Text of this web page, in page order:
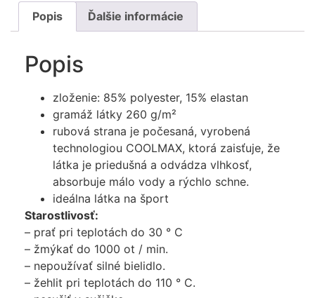
Popis Ďalšie informácie
Popis
zloženie: 85% polyester, 15% elastan
gramáž látky 260 g/m²
rubová strana je počesaná, vyrobená
technologiou COOLMAX, ktorá zaisťuje, že
látka je priedušná a odvádza vlhkosť,
absorbuje málo vody a rýchlo schne.
ideálna látka na šport
Starostlivosť:
– prať pri teplotách do 30 ° C
– žmýkať do 1000 ot / min.
– nepoužívať silné bielidlo.
– žehlit pri teplotách do 110 ° C.